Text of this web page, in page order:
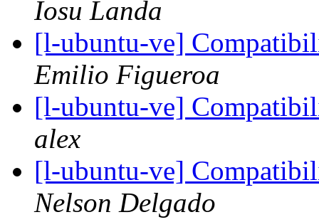
Iosu Landa
[l-ubuntu-ve]
Emilio Figueroa
[l-ubuntu-ve]
alex
[l-ubuntu-ve]
Nelson Delgado